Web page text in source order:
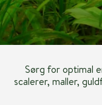
Sørg for optimal
scalerer, maller,